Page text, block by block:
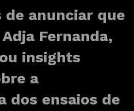
de anunciar que
Adja Fernanda,
insights
a
dos ensaios de